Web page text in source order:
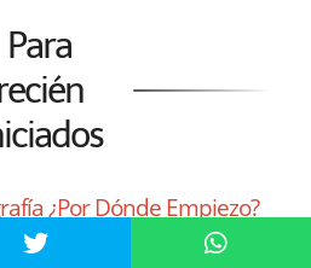
Para
¿Por Dónde Empiezo?